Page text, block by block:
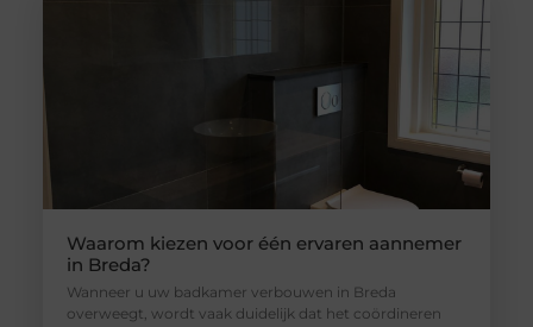
Waarom kiezen voor één ervaren aannemer
in Breda?
Wanneer u uw badkamer verbouwen in Breda
overweegt, wordt vaak duidelijk dat het coördineren